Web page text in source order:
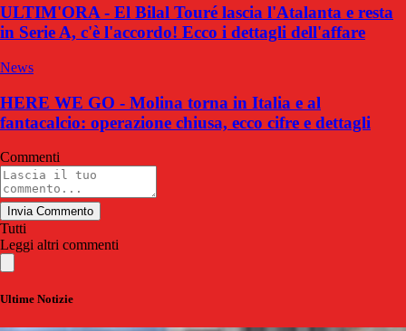
ULTIM'ORA - El Bilal Touré lascia l'Atalanta e resta
in Serie A, c'è l'accordo! Ecco i dettagli dell'affare
News
HERE WE GO - Molina torna in Italia e al
fantacalcio: operazione chiusa, ecco cifre e dettagli
Commenti
Invia Commento
Tutti
Leggi altri commenti
Ultime Notizie